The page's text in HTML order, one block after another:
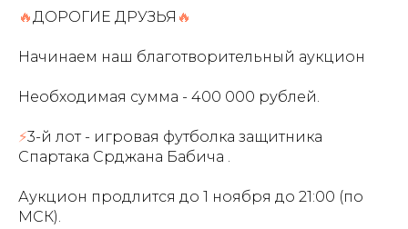
🔥ДОРОГИЕ ДРУЗЬЯ 🔥
Начинаем наш благотворительный аукцион
Необходимая сумма - 400 000 рублей.
⚡3-й лот - игровая футболка защитника
Спартака Срджана Бабича .
Аукцион продлится до 1 ноября до 21:00 (по
МСК).